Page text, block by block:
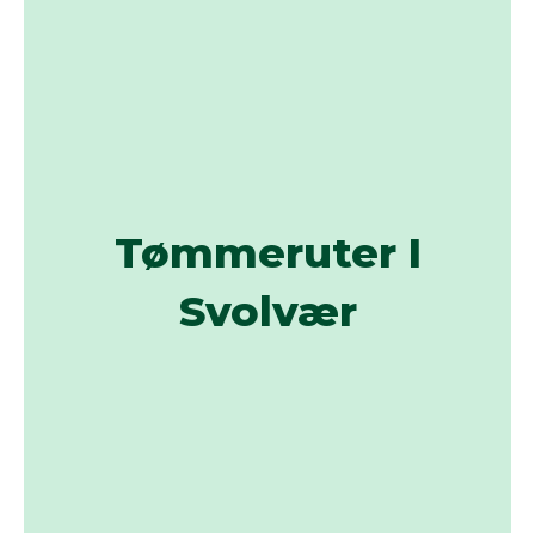
Tømmeruter I
Svolvær